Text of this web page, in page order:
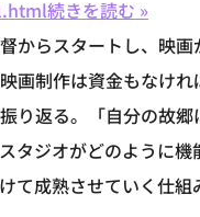
続きを読む »
からスタートし、映
画制作は資金もなけ
り返る。「自分の故
タジオがどのように
て成熟させていく仕